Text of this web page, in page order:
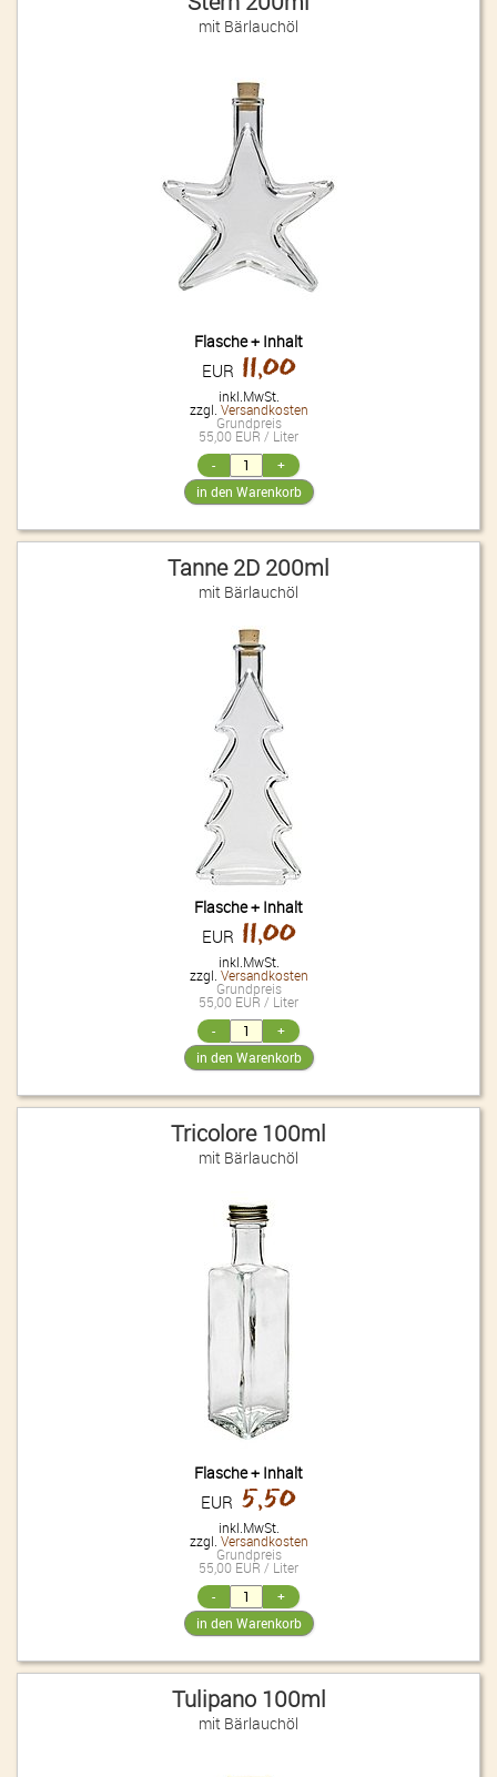
mit Bärlauchöl
Flasche + Inhalt
EUR 11,00
inkl.MwSt.
zzgl. Versandkosten
Grundpreis
55,00 EUR / Liter
Tanne 2D 200ml
mit Bärlauchöl
Flasche + Inhalt
EUR 11,00
inkl.MwSt.
zzgl. Versandkosten
Grundpreis
55,00 EUR / Liter
Tricolore 100ml
mit Bärlauchöl
Flasche + Inhalt
EUR 5,50
inkl.MwSt.
zzgl. Versandkosten
Grundpreis
55,00 EUR / Liter
Tulipano 100ml
mit Bärlauchöl